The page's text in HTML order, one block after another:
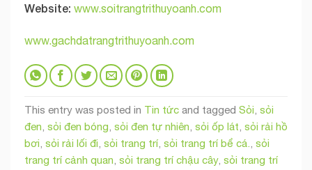
Website: www.soitrangtrithuyoanh.com
www.gachdatrangtrithuyoanh.com
This entry was posted in Tin tức and tagged Sỏi sỏi
đen sỏi đen bóng sỏi đen tự nhiên sỏi ốp lát sỏi rải hồ
bơi sỏi rải lối đi sỏi trang trí sỏi trang trí bể cá. sỏi
trang trí cảnh quan sỏi trang trí chậu cây, sỏi trang trí